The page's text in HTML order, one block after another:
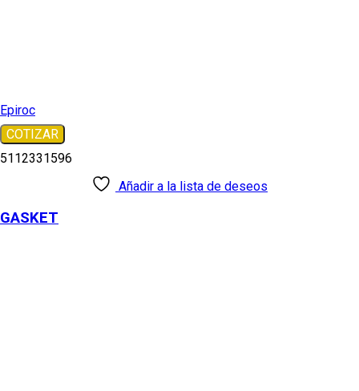
Epiroc
COTIZAR
5112331596
Añadir a la lista de deseos
GASKET